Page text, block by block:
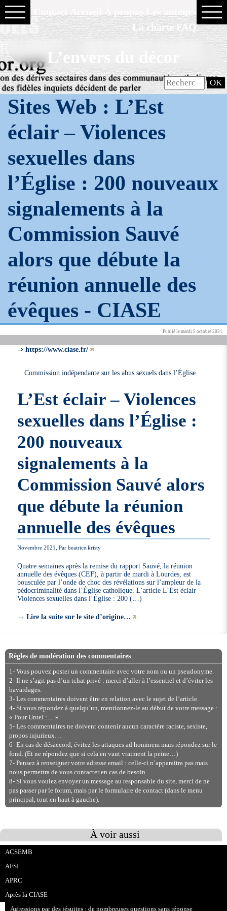
La charte FAQ
L’envers du décor
Sites Web : L’Est
éclair – Violences
sexuelles dans
l’Église : 200 nouveaux
signalements à la
Commission Sauvé
alors que débute la
réunion annuelle des
évêques - CIASE
Publié le mardi 5 octobre 2021
⇒https://www.ciase.fr/
Commission indépendante sur les abus sexuels dans l’Église
L’Est éclair – Violences
sexuelles dans l’Église :
200 nouveaux
signalements à la
Commission Sauvé alors
que débute la réunion
annuelle des évêques
Novembre 2021, Par beatrice.kristy
Quatre semaines après la remise du rapport Sauvé, la réunion
annuelle des évêques (CEF), à partir de mardi à Lourdes, est
bousculée par l’onde de choc des révélations sur l’ampleur de la
pédocriminalité dans l’Église catholique. L’article L’Est éclair –
Violences sexuelles dans l’Église : 200 (…)
→Lire la suite sur le site d’origine…
Règles de modération des commentaires
1- Vous pouvez poster un commentaire avec votre nom ou un pseudonyme.
2- Il ne s’agit pas d’un tchat privé : merci d’aller à l’essentiel et d’éviter les
bavardages.
3- Les commentaires doivent être en relation avec le sujet de l’article.
4- Si vous répondez à quelqu’un, mentionnez-le au début de votre message :
« Pour Untel :… »
5- Les commentaires ne doivent contenir aucun caractère raciste, sexiste,
propos injurieux…
6- En cas de désaccord, évitez les attaques ad hominem mais répondez sur le
fond. (Et ne répondez que si cela en vaut vraiment la peine…)
7- Pensez à renseigner votre adresse email : celle-ci n’apparaitra pas mais
nous permettra de vous contacter en cas de besoin.
8- Si vous voulez envoyer un message au responsable du site, merci de ne
pas passer par le forum, mais par le formulaire de contact (dans le menu
principal, tout en haut à gauche).
À voir aussi
ACSEMB
AFSI
APRC
Après la CIASE
Agressions par des jésuites : de nombreuses questions sans réponse